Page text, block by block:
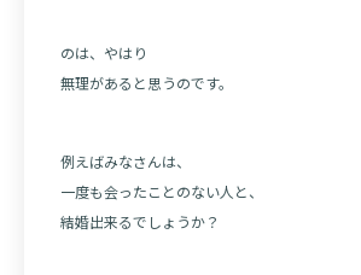
のは、やはり
無理があると思うのです。
例えばみなさんは、
一度も会ったことのない人と、
結婚出来るでしょうか？